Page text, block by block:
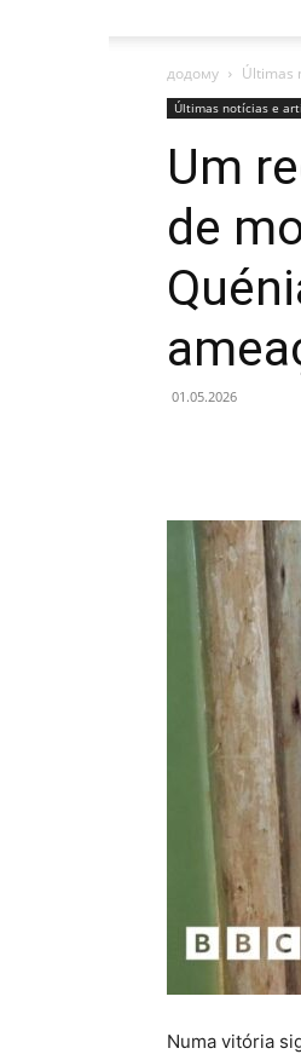
додому Últimas
Últimas notícias e
Um
de
01.05.2026
Numa vitória